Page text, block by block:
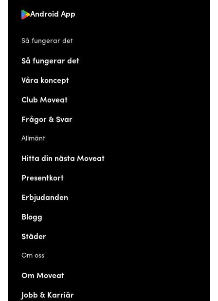
Android App
Så fungerar det
Så fungerar det
Våra koncept
Club Moveat
Frågor & Svar
Allmänt
Hitta din nästa Moveat
Presentkort
Erbjudanden
Blogg
Städer
Om oss
Om Moveat
Jobb & Karriär